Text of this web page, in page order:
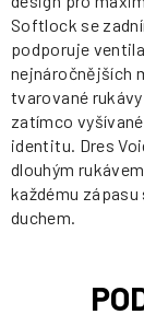
Softlock se
podporuje
nejnáročnějších
tvarované
zatímco
identitu. Dres
dlouhým
každému
duchem.